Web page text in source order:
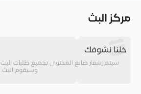
مركز البث
خلنا نشوفك
سيتم إشعار صانع المحتوى بجميع طلبات البث
وسيقوم البث.